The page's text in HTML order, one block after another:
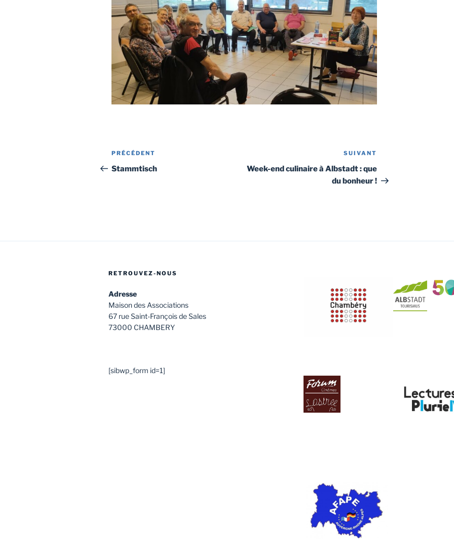
Navigation
de
Article
précédent
PRÉCÉDENT
Stammtisch
suivant
SUIVANT
Week-end culinaire à Albstadt : que
du bonheur !
RETROUVEZ-NOUS
Adresse
Maison des Associations
67 rue Saint-François de Sales
73000 CHAMBERY
[sibwp_form id=1]